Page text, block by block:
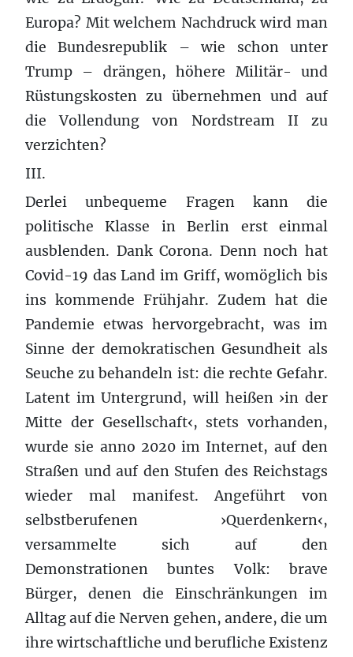
Europa? Mit welchem Nachdruck wird man
die Bundesrepublik – wie schon unter
Trump – drängen, höhere Militär- und
Rüstungskosten zu übernehmen und auf
die Vollendung von Nordstream II zu
verzichten?
III.
Derlei unbequeme Fragen kann die
politische Klasse in Berlin erst einmal
ausblenden. Dank Corona. Denn noch hat
Covid-19 das Land im Griff, womöglich bis
ins kommende Frühjahr. Zudem hat die
Pandemie etwas hervorgebracht, was im
Sinne der demokratischen Gesundheit als
Seuche zu behandeln ist: die rechte Gefahr.
Latent im Untergrund, will heißen ›in der
Mitte der Gesellschaft‹, stets vorhanden,
wurde sie anno 2020 im Internet, auf den
Straßen und auf den Stufen des Reichstags
wieder mal manifest. Angeführt von
selbstberufenen ›Querdenkern‹,
versammelte sich auf den
Demonstrationen buntes Volk: brave
Bürger, denen die Einschränkungen im
Alltag auf die Nerven gehen, andere, die um
ihre wirtschaftliche und berufliche Existenz